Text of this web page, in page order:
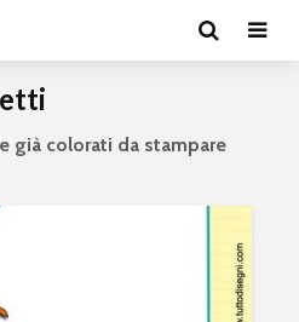
già colorati da stampare